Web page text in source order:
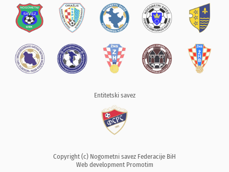
Entitetski savez
Copyright (c) Nogometni savez Federacije BiH
Web development Promotim